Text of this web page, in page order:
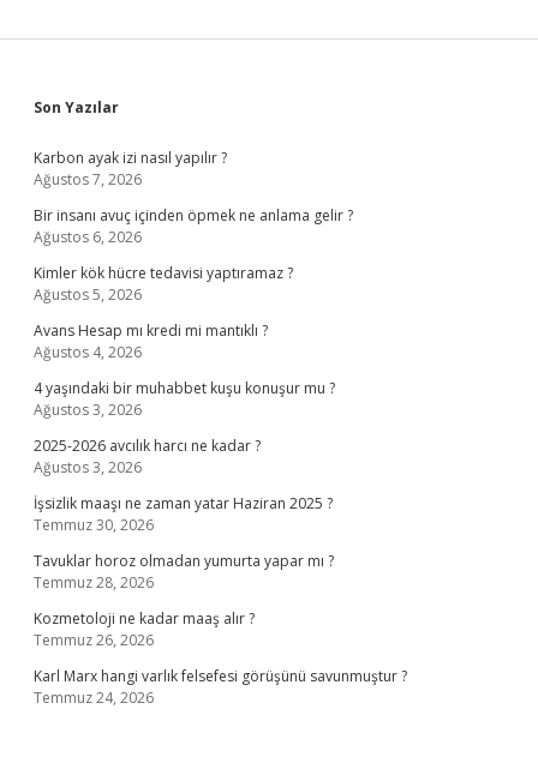
Sidebar
Son Yazılar
Karbon ayak izi nasıl yapılır ?
Ağustos 7, 2026
Bir insanı avuç içinden öpmek ne anlama gelir ?
Ağustos 6, 2026
Kimler kök hücre tedavisi yaptıramaz ?
Ağustos 5, 2026
Avans Hesap mı kredi mi mantıklı ?
Ağustos 4, 2026
4 yaşındaki bir muhabbet kuşu konuşur mu ?
Ağustos 3, 2026
2025-2026 avcılık harcı ne kadar ?
Ağustos 3, 2026
İşsizlik maaşı ne zaman yatar Haziran 2025 ?
Temmuz 30, 2026
Tavuklar horoz olmadan yumurta yapar mı ?
Temmuz 28, 2026
Kozmetoloji ne kadar maaş alır ?
Temmuz 26, 2026
Karl Marx hangi varlık felsefesi görüşünü savunmuştur ?
Temmuz 24, 2026